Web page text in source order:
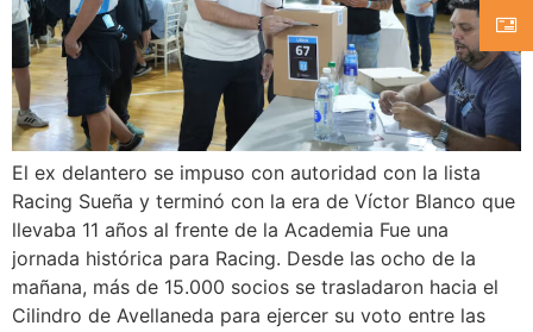
El ex delantero se impuso con autoridad con la lista
Racing Sueña y terminó con la era de Víctor Blanco que
llevaba 11 años al frente de la Academia Fue una
jornada histórica para Racing. Desde las ocho de la
mañana, más de 15.000 socios se trasladaron hacia el
Cilindro de Avellaneda para ejercer su voto entre las